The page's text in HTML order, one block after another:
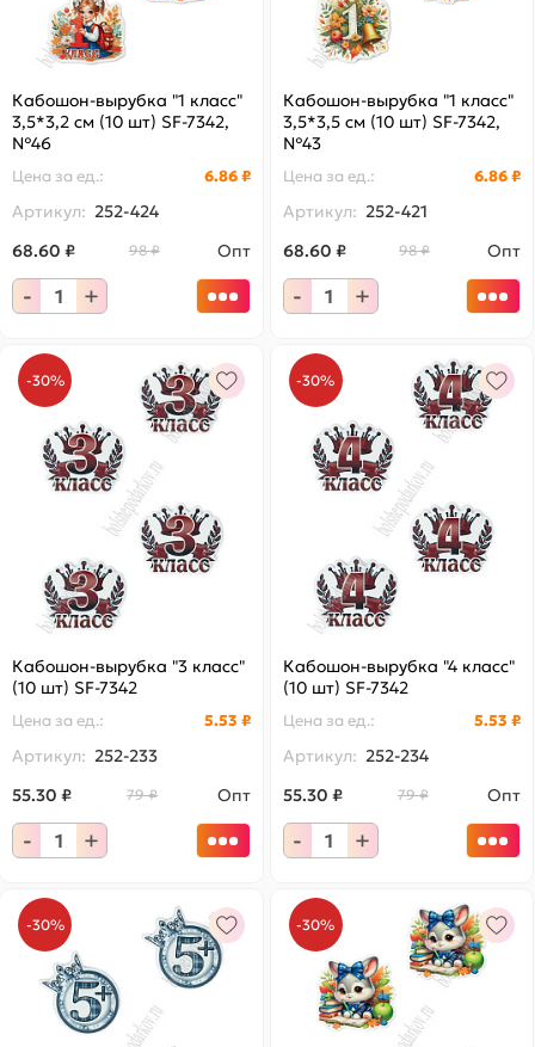
Кабошон-вырубка "1 класс"
3,5*3,2 см (10 шт) SF-7342,
№46
Цена за ед.: 6.86 ₽
Артикул: 252-424
68.60 ₽
98 ₽ Опт
- +
Кабошон-вырубка "1 класс"
3,5*3,5 см (10 шт) SF-7342,
№43
Цена за ед.: 6.86 ₽
Артикул: 252-421
68.60 ₽
98 ₽ Опт
- +
-30%
Кабошон-вырубка "3 класс"
(10 шт) SF-7342
Цена за ед.: 5.53 ₽
Артикул: 252-233
55.30 ₽
79 ₽ Опт
- +
-30%
Кабошон-вырубка "4 класс"
(10 шт) SF-7342
Цена за ед.: 5.53 ₽
Артикул: 252-234
55.30 ₽
79 ₽ Опт
- +
-30% -30%